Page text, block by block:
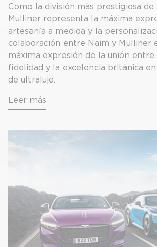
Como la división más prestigiosa de
Mulliner representa la máxima
artesanía a medida y la
colaboración entre Naim y Mulliner
máxima expresión de la unión entre
fidelidad y la excelencia británica
de ultralujo.
Leer más